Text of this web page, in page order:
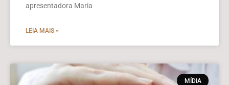
apresentadora Maria
LEIA MAIS »
MÍDIA